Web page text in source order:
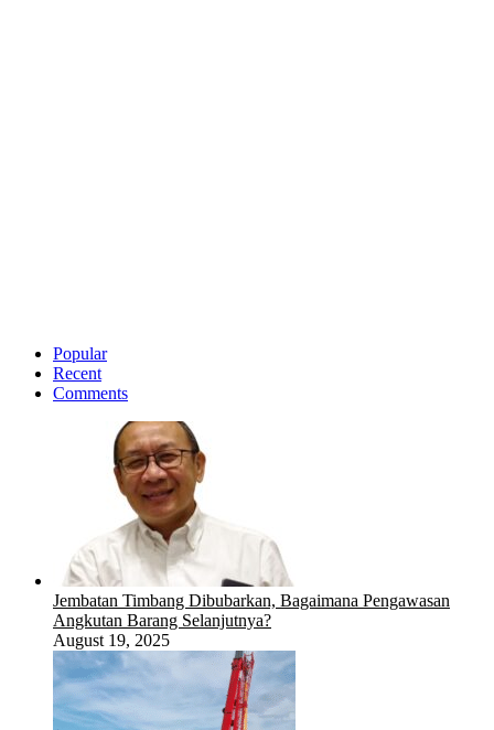
Popular
Recent
Comments
Jembatan Timbang Dibubarkan, Bagaimana Pengawasan
Angkutan Barang Selanjutnya?
August 19, 2025